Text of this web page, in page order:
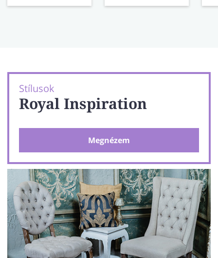
Stílusok
Royal Inspiration
Megnézem